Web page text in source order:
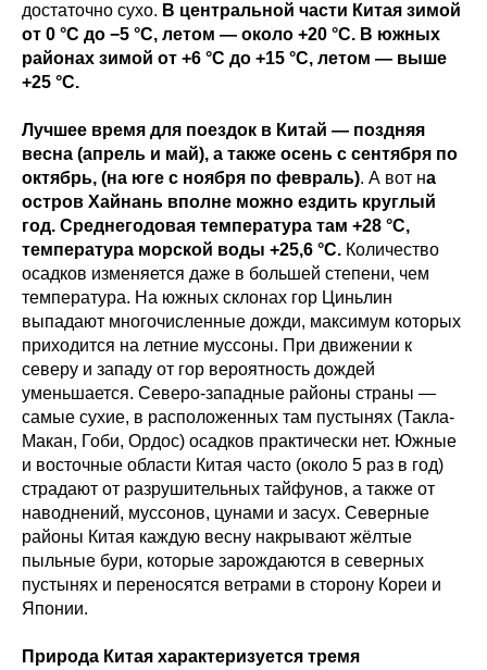
достаточно сухо. В центральной части Китая зимой
от 0 °C до −5 °C, летом — около +20 °C. В южных
районах зимой от +6 °C до +15 °C, летом — выше
+25 °C.
Лучшее время для поездок в Китай — поздняя
весна (апрель и май), а также осень с сентября по
октябрь, (на юге с ноября по февраль). А вот на
остров Хайнань вполне можно ездить круглый
год. Среднегодовая температура там +28 °C,
температура морской воды +25,6 °C. Количество
осадков изменяется даже в большей степени, чем
температура. На южных склонах гор Циньлин
выпадают многочисленные дожди, максимум которых
приходится на летние муссоны. При движении к
северу и западу от гор вероятность дождей
уменьшается. Северо-западные районы страны —
самые сухие, в расположенных там пустынях (Такла-
Макан, Гоби, Ордос) осадков практически нет. Южные
и восточные области Китая часто (около 5 раз в год)
страдают от разрушительных тайфунов, а также от
наводнений, муссонов, цунами и засух. Северные
районы Китая каждую весну накрывают жёлтые
пыльные бури, которые зарождаются в северных
пустынях и переносятся ветрами в сторону Кореи и
Японии.
Природа Китая характеризуется тремя